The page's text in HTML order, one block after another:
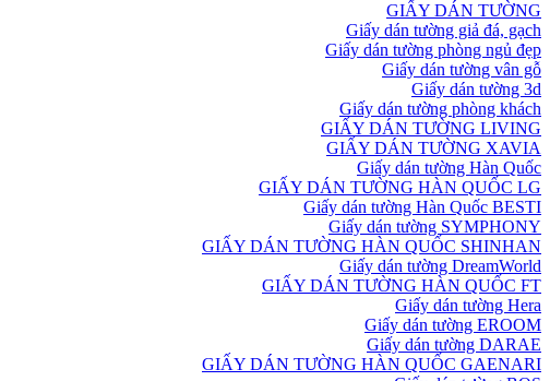
GIẤY DÁN TƯỜNG
Giấy dán tường giả đá, gạch
Giấy dán tường phòng ngủ đẹp
Giấy dán tường vân gỗ
Giấy dán tường 3d
Giấy dán tường phòng khách
GIẤY DÁN TƯỜNG LIVING
GIẤY DÁN TƯỜNG XAVIA
Giấy dán tường Hàn Quốc
GIẤY DÁN TƯỜNG HÀN QUỐC LG
Giấy dán tường Hàn Quốc BESTI
Giấy dán tường SYMPHONY
GIẤY DÁN TƯỜNG HÀN QUỐC SHINHAN
Giấy dán tường DreamWorld
GIẤY DÁN TƯỜNG HÀN QUỐC FT
Giấy dán tường Hera
Giấy dán tường EROOM
Giấy dán tường DARAE
GIẤY DÁN TƯỜNG HÀN QUỐC GAENARI